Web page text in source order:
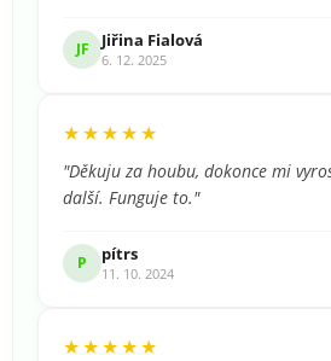
JF Jiřina Fialová
6. 12. 2025
★★★★★
"Děkuju za houbu, dokonce mi
další. Funguje to."
P pítrs
11. 10. 2024
★★★★★